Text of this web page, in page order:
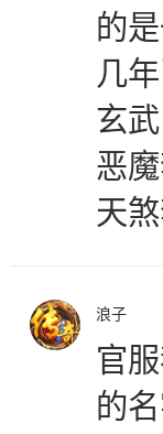
的
几
玄
恶
天
浪子
官
的